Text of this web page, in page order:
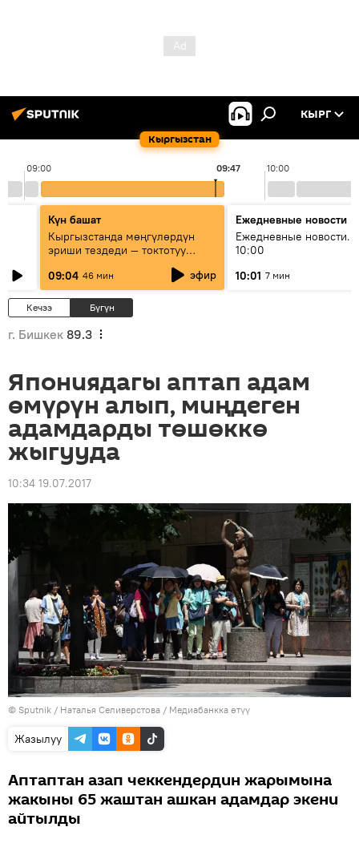
Кыргызстан
КЫРГ
09:00 10:00
09:47
Күн башат
Кыргызстанда мөңгүлөрдүн
эриши тездеди — токтотуу
09:04 46 мин эфир
Ежедневные новости
Ежедневные новости.
10:00
10:01 7 мин
Кечээ Бүгүн
г. Бишкек 89.3
Япониядагы аптап адам
өмүрүн алып, миңдеген
адамдарды төшөккө
жыгууда
10:34 19.07.2017
© Sputnik / Наталья Селиверстова / Медиабанкка өтүү
Жазылуу
Аптаптан азап чеккендердин жарымына
жакыны 65 жаштан ашкан адамдар экени
айтылды